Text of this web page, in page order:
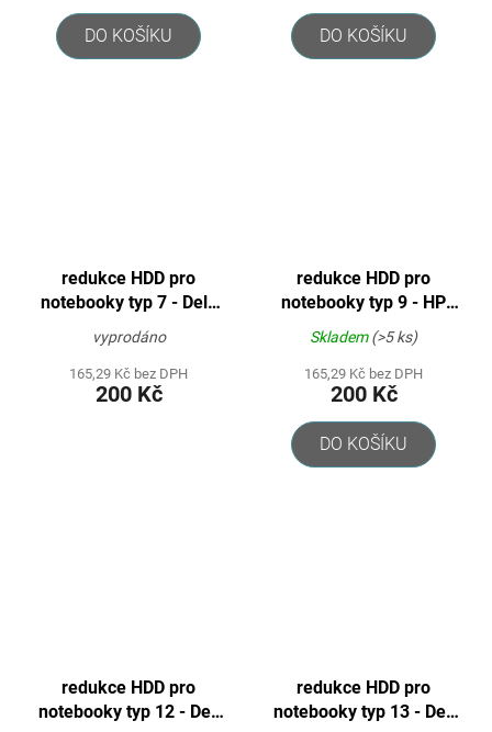
DO KOŠÍKU DO KOŠÍKU
redukce HDD pro
notebooky typ 7 - Dell,
Acer
vyprodáno
165,29 Kč bez DPH
200 Kč
redukce HDD pro
notebooky typ 9 - HP
Compaq
Skladem(>5 ks)
165,29 Kč bez DPH
200 Kč
DO KOŠÍKU
redukce HDD pro
notebooky typ 12 - Dell
redukce HDD pro
notebooky typ 13 - Dell